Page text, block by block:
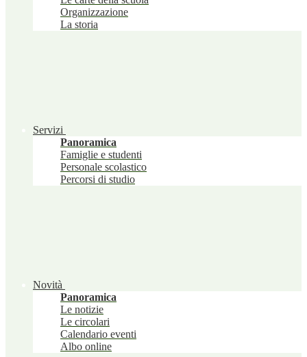
Organizzazione
La storia
Servizi
Panoramica
Famiglie e studenti
Personale scolastico
Percorsi di studio
Novità
Panoramica
Le notizie
Le circolari
Calendario eventi
Albo online